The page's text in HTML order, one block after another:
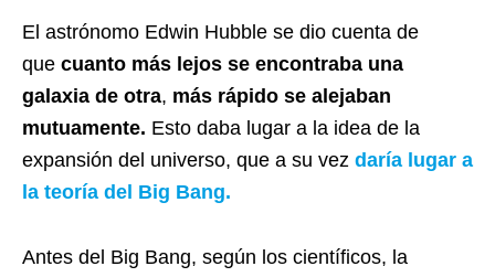
El astrónomo Edwin Hubble se dio cuenta de
que cuanto más lejos se encontraba una
galaxia de otra, más rápido se alejaban
mutuamente. Esto daba lugar a la idea de la
expansión del universo, que a su vez daría lugar a
la teoría del Big Bang.
Antes del Big Bang, según los científicos, la